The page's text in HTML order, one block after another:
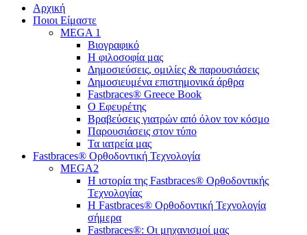
Close
Menu
Αρχική
Ποιοι Είμαστε
MEGA 1
Βιογραφικό
Η φιλοσοφία μας
Δημοσιεύσεις, ομιλίες & παρουσιάσεις
Δημοσιευμένα επιστημονικά άρθρα
Fastbraces® Greece Book
Ο Εφευρέτης
Bραβεύσεις γιατρών από όλον τον κόσμο
Παρουσιάσεις στον τύπο
Τα ιατρεία μας
Fastbraces® Ορθοδοντική Τεχνολογία
MEGA2
Η ιστορία της Fastbraces® Ορθοδοντικής
Τεχνολογίας
H Fastbraces® Ορθοδοντική Τεχνολογία
σήμερα
Fastbraces®: Οι μηχανισμοί μας